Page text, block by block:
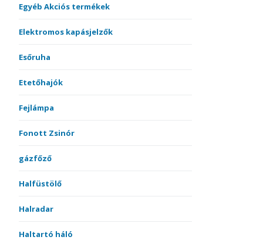
Egyéb Akciós termékek
Elektromos kapásjelzők
Esőruha
Etetőhajók
Fejlámpa
Fonott Zsinór
gázfőző
Halfüstölő
Halradar
Haltartó háló